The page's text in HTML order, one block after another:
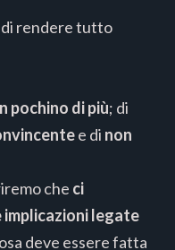
rendere tutto
pochino di più; di
e di non
che ci
legate
deve essere fatta